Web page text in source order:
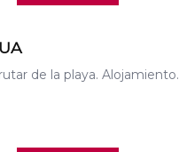
de la playa. Alojamiento.